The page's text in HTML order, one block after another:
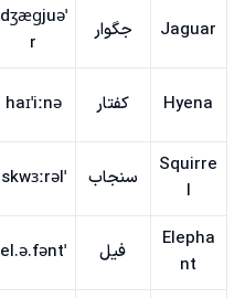
Jaguar جگوار
ˈdʒæɡjuə
r
Hyena کفتار haɪˈiːnə
Squirre
l
سنجاب ˈskwɜːrəl
Elepha
nt
فیل ˈel.ə.fənt